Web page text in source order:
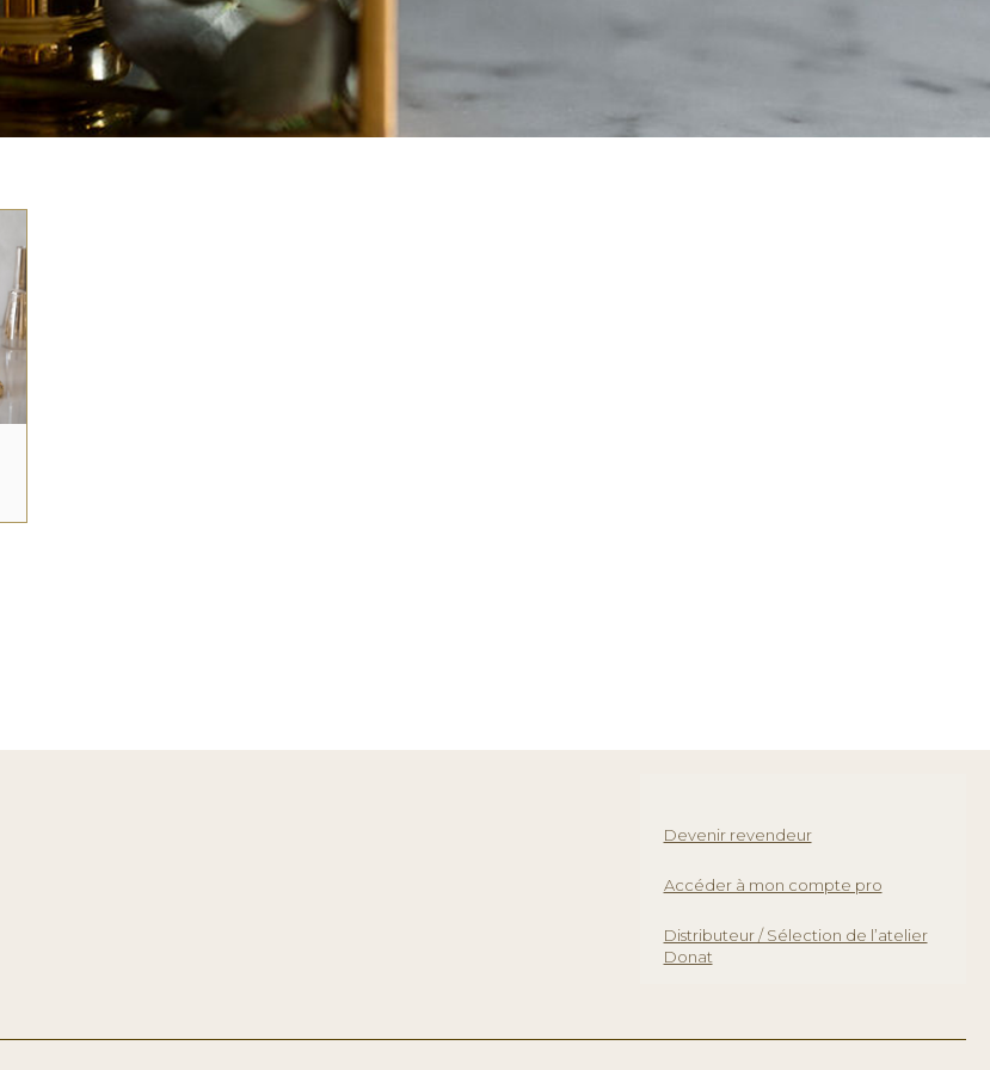
Devenir revendeur
Accéder à mon compte pro
Distributeur / Sélection de l’atelier
Donat